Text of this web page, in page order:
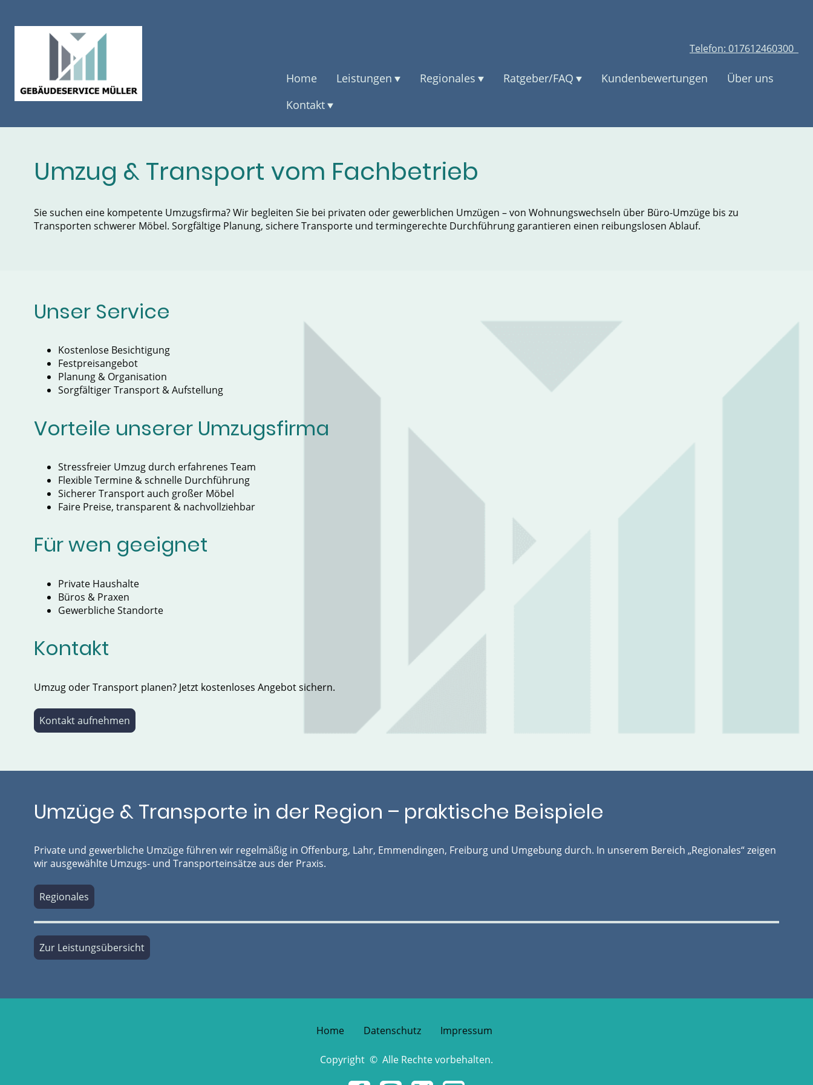
Telefon: 017612460300
Home Leistungen Regionales Ratgeber/FAQ Kundenbewertungen
Über uns
Kontakt
Umzug & Transport vom Fachbetrieb
Sie suchen eine kompetente Umzugsfirma? Wir begleiten Sie bei privaten oder gewerblichen Umzügen – von Wohnungswechseln über Büro-Umzüge bis zu
Transporten schwerer Möbel. Sorgfältige Planung, sichere Transporte und termingerechte Durchführung garantieren einen reibungslosen Ablauf.
Unser Service
Kostenlose Besichtigung
Festpreisangebot
Planung & Organisation
Sorgfältiger Transport & Aufstellung
Vorteile unserer Umzugsfirma
Stressfreier Umzug durch erfahrenes Team
Flexible Termine & schnelle Durchführung
Sicherer Transport auch großer Möbel
Faire Preise, transparent & nachvollziehbar
Für wen geeignet
Private Haushalte
Büros & Praxen
Gewerbliche Standorte
Kontakt
Umzug oder Transport planen? Jetzt kostenloses Angebot sichern.
Kontakt aufnehmen
Umzüge & Transporte in der Region – praktische Beispiele
Private und gewerbliche Umzüge führen wir regelmäßig in Offenburg, Lahr, Emmendingen, Freiburg und Umgebung durch. In unserem Bereich „Regionales“ zeigen
wir ausgewählte Umzugs- und Transporteinsätze aus der Praxis.
Regionales
Zur Leistungsübersicht
Home Datenschutz Impressum
Copyright © Alle Rechte vorbehalten.